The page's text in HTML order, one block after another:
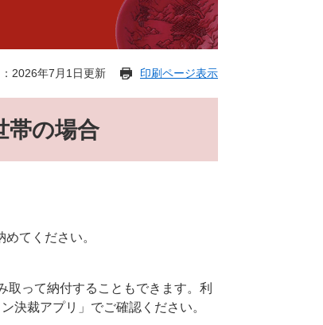
2026年7月1日更新 印刷ページ表示
帯の場合
てください。
って納付することもできます。利
決裁アプリ」でご確認ください。